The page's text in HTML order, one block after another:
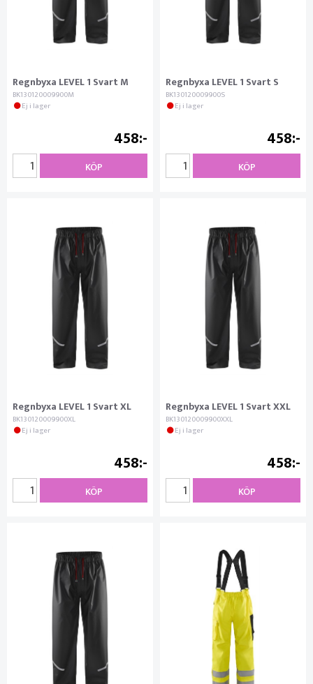
Regnbyxa LEVEL 1 Svart M
BK130120009900M
Ej i lager
458
KÖP
Regnbyxa LEVEL 1 Svart S
BK130120009900S
Ej i lager
458
KÖP
Regnbyxa LEVEL 1 Svart XL
BK130120009900XL
Ej i lager
458
KÖP
Regnbyxa LEVEL 1 Svart XXL
BK130120009900XXL
Ej i lager
458
KÖP